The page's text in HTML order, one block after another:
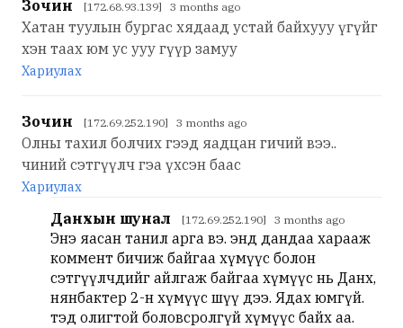
Зочин [172.68.93.139] 3 months ago
Хатан туулын бургас хядаад устай байхууу үгүйг
хэн таах юм ус ууу гүүр замуу
Хариулах
Зочин [172.69.252.190] 3 months ago
Олны тахил болчих гээд яадцан гичий вээ..
чиний сэтгүүлч гэа үхсэн баас
Хариулах
Данхын шунал [172.69.252.190] 3 months ago
Энэ яасан танил арга вэ. энд дандаа харааж
коммент бичиж байгаа хүмүүс болон
сэтгүүлчдийг айлгаж байгаа хүмүүс нь Данх,
нянбактер 2-н хүмүүс шүү дээ. Ядах юмгүй.
тэд олигтой боловсролгүй хүмүүс байх аа.